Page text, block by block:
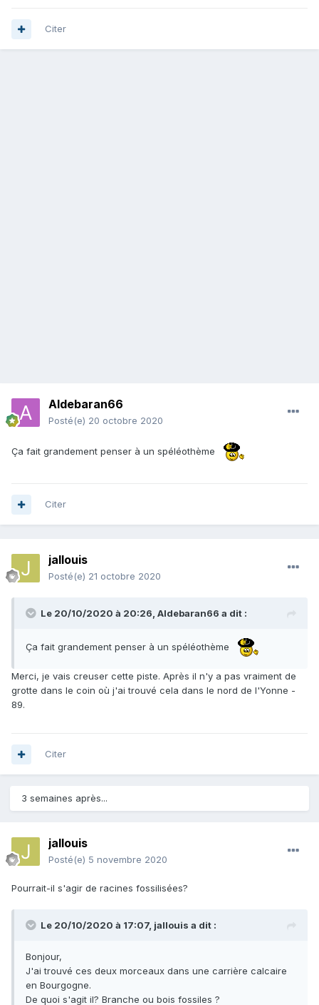
Citer
Aldebaran66
Posté(e) 20 octobre 2020
Ça fait grandement penser à un spéléothème
Citer
jallouis
Posté(e) 21 octobre 2020
Le 20/10/2020 à 20:26, Aldebaran66 a dit :
Ça fait grandement penser à un spéléothème
Merci, je vais creuser cette piste. Après il n'y a pas vraiment de
grotte dans le coin où j'ai trouvé cela dans le nord de l'Yonne -
89.
Citer
3 semaines après...
jallouis
Posté(e) 5 novembre 2020
Pourrait-il s'agir de racines fossilisées?
Le 20/10/2020 à 17:07, jallouis a dit :
Bonjour,
J'ai trouvé ces deux morceaux dans une carrière calcaire
en Bourgogne.
De quoi s'agit il? Branche ou bois fossiles ?